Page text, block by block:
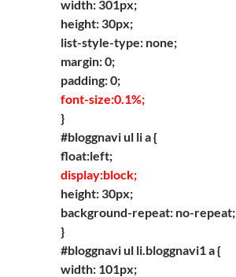
width: 301px;
height: 30px;
list-style-type: none;
margin: 0;
padding: 0;
font-size:0.1%;
}
#bloggnavi ul li a {
float:left;
display:block;
height: 30px;
background-repeat: no-repeat;
}
#bloggnavi ul li.bloggnavi1 a {
width: 101px;